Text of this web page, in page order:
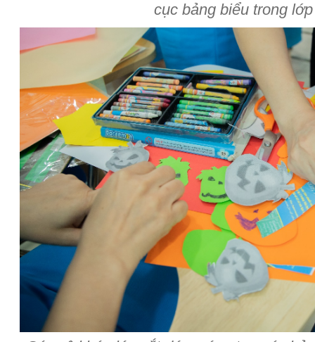
cục bảng biểu trong